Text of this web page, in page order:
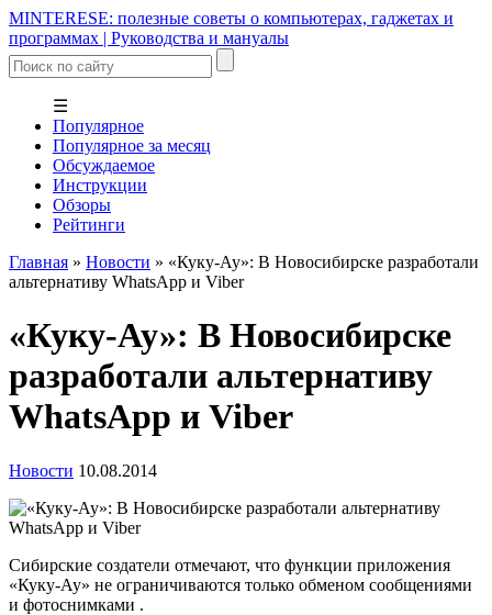
MINTERESE: полезные советы о компьютерах, гаджетах и
программах | Руководства и мануалы
☰
Популярное
Популярное за месяц
Обсуждаемое
Инструкции
Обзоры
Рейтинги
Главная » Новости » «Куку-Ау»: В Новосибирске разработали
альтернативу WhatsApp и Viber
«Куку-Ау»: В Новосибирске
разработали альтернативу
WhatsApp и Viber
Новости 10.08.2014
Сибирские создатели отмечают, что функции приложения
«Куку-Ау» не ограничиваются только обменом сообщениями
и фотоснимками .